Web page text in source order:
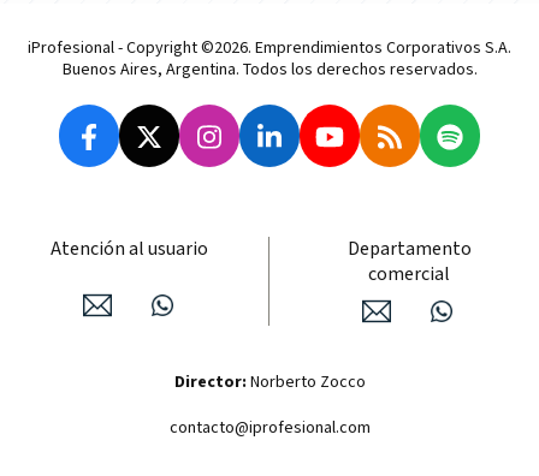
iProfesional - Copyright ©2026. Emprendimientos Corporativos S.A.
Buenos Aires, Argentina. Todos los derechos reservados.
Atención al usuario
Departamento
comercial
Director: Norberto Zocco
contacto@iprofesional.com